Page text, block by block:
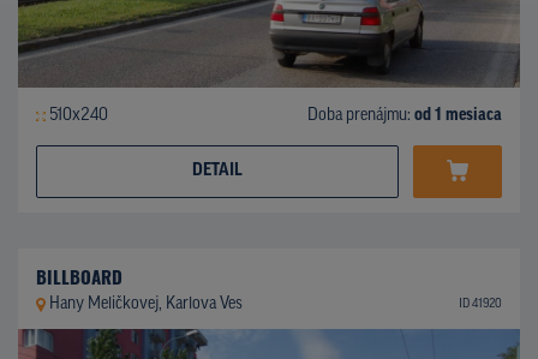
510x240 Doba prenájmu: od 1 mesiaca
DETAIL
BILLBOARD
Hany Meličkovej, Karlova Ves ID 41920